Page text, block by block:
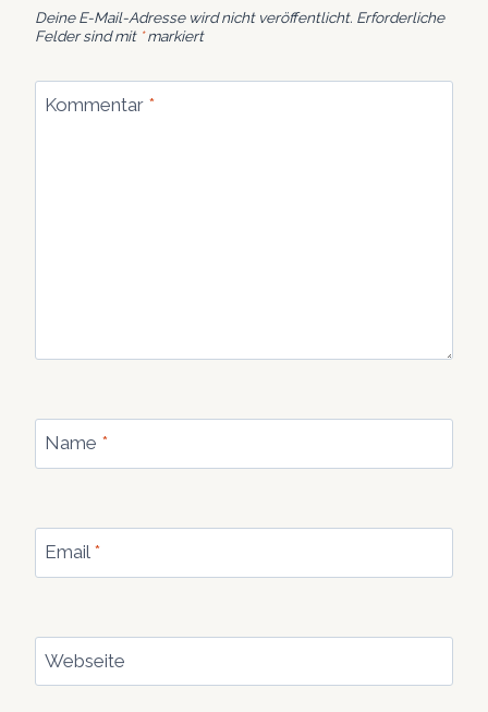
Deine E-Mail-Adresse wird nicht veröffentlicht. Erforderliche
Felder sind mit *markiert
Kommentar *
Name *
Email *
Webseite